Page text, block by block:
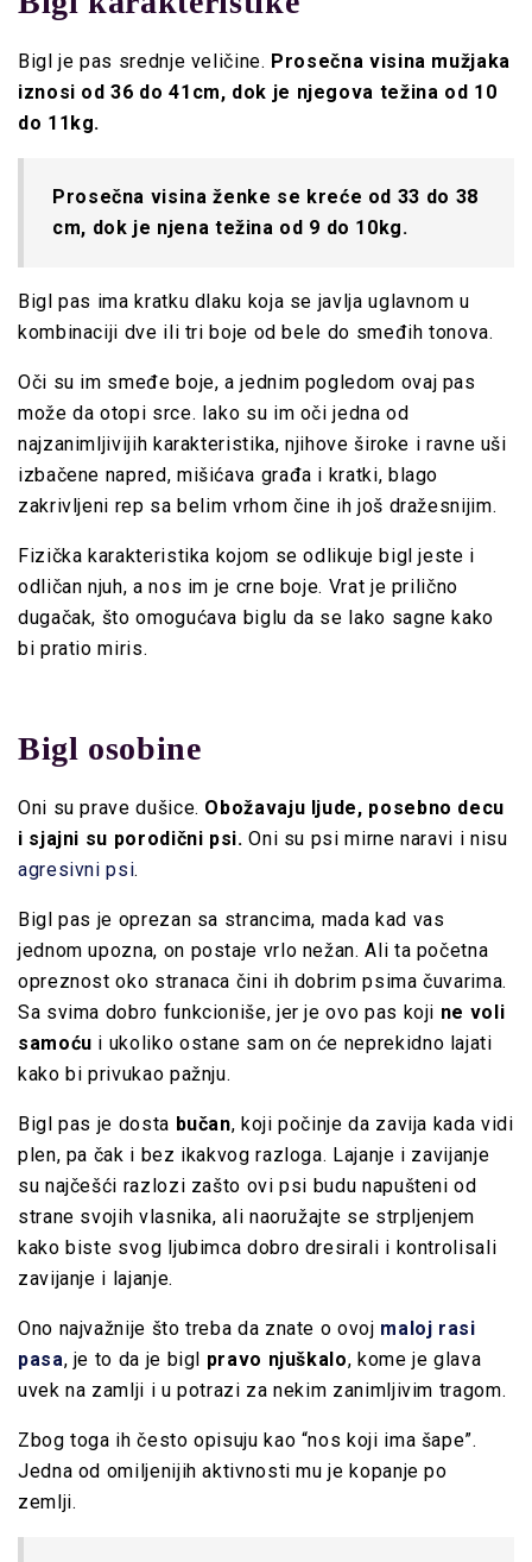
Bigl je pas srednje veličine. Prosečna visina mužjaka
iznosi od 36 do 41cm, dok je njegova težina od 10
do 11kg.
Prosečna visina ženke se kreće od 33 do 38
cm, dok je njena težina od 9 do 10kg.
Bigl pas ima kratku dlaku koja se javlja uglavnom u
kombinaciji dve ili tri boje od bele do smeđih tonova.
Oči su im smeđe boje, a jednim pogledom ovaj pas
može da otopi srce. Iako su im oči jedna od
najzanimljivijih karakteristika, njihove široke i ravne uši
izbačene napred, mišićava građa i kratki, blago
zakrivljeni rep sa belim vrhom čine ih još dražesnijim.
Fizička karakteristika kojom se odlikuje bigl jeste i
odličan njuh, a nos im je crne boje. Vrat je prilično
dugačak, što omogućava biglu da se lako sagne kako
bi pratio miris.
Bigl osobine
Oni su prave dušice. Obožavaju ljude, posebno decu
i sjajni su porodični psi. Oni su psi mirne naravi i nisu
agresivni psi.
Bigl pas je oprezan sa strancima, mada kad vas
jednom upozna, on postaje vrlo nežan. Ali ta početna
opreznost oko stranaca čini ih dobrim psima čuvarima.
Sa svima dobro funkcioniše, jer je ovo pas koji ne voli
samoću i ukoliko ostane sam on će neprekidno lajati
kako bi privukao pažnju.
Bigl pas je dosta bučan, koji počinje da zavija kada vidi
plen, pa čak i bez ikakvog razloga. Lajanje i zavijanje
su najčešći razlozi zašto ovi psi budu napušteni od
strane svojih vlasnika, ali naoružajte se strpljenjem
kako biste svog ljubimca dobro dresirali i kontrolisali
zavijanje i lajanje.
Ono najvažnije što treba da znate o ovoj maloj rasi
pasa, je to da je bigl pravo njuškalo, kome je glava
uvek na zamlji i u potrazi za nekim zanimljivim tragom.
Zbog toga ih često opisuju kao “nos koji ima šape”.
Jedna od omiljenijih aktivnosti mu je kopanje po
zemlji.